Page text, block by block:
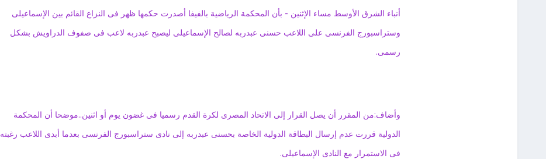
أنباء الشرق الأوسط مساء الإثنين - بأن المحكمة الرياضية بالفيفا أصدرت حكمها ظهر فى النزاع القائم بين الإسماعيلى
وستراسبورج الفرنسى على اللاعب حسنى عبدربه لصالح الإسماعيلى ليصبح عبدربه لاعب فى صفوف الدراويش بشكل
رسمى.
وأضاف:من المقرر أن يصل القرار إلى الاتحاد المصرى لكرة القدم رسميا فى غضون يوم أو اثنين..موضحا أن المحكمة
الدولية قررت عدم إرسال البطاقة الدولية الخاصة بحسنى عبدربه إلى نادى ستراسبورج الفرنسى بعدما أبدى اللاعب رغبته
فى الاستمرار مع النادى الإسماعيلى.